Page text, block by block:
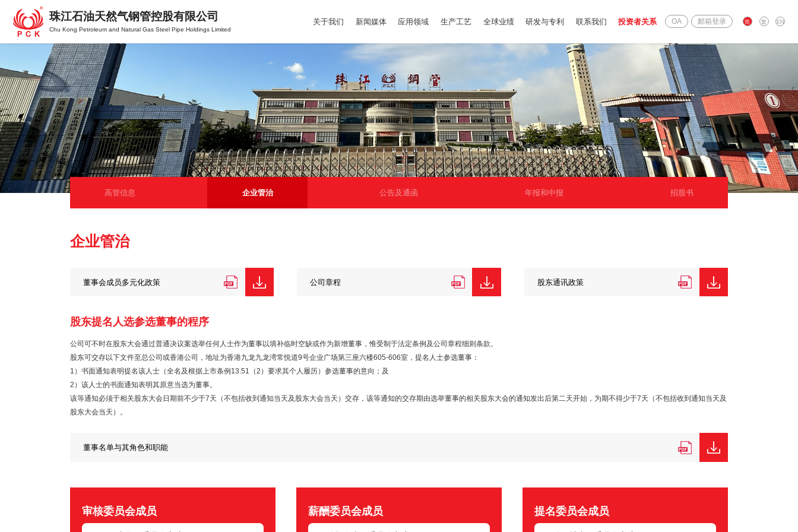
珠江石油天然气钢管控股有限公司
Chu Kong Petroleum and Natural Gas Steel Pipe Holdings Limited
关于我们 新闻媒体 应用领域 生产工艺 全球业绩 研发与专利 联系我们 投资者关系 OA 邮箱登录 简 繁 EN
高管信息 企业管治 公告及通函 年报和中报 招股书
企业管治
董事会成员多元化政策 公司章程 股东通讯政策
股东提名人选参选董事的程序
公司可不时在股东大会通过普通决议案选举任何人士作为董事以填补临时空缺或作为新增董事，惟受制于法定条例及公司章程细则条款。
股东可交存以下文件至总公司或香港公司，地址为香港九龙九龙湾常悦道9号企业广场第三座六楼605-606室，提名人士参选董事：
1）书面通知表明提名该人士（全名及根据上市条例13.51（2）要求其个人履历）参选董事的意向；及
2）该人士的书面通知表明其原意当选为董事。
该等通知必须于相关股东大会日期前不少于7天（不包括收到通知当天及股东大会当天）交存，该等通知的交存期由选举董事的相关股东大会的通知发出后第二天开始，为期不得少于7天（不包括收到通知当天及
股东大会当天）。
董事名单与其角色和职能
审核委员会成员 薪酬委员会成员 提名委员会成员